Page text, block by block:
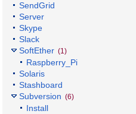
SendGrid
Server
Skype
Slack
SoftEther (1)
Raspberry_Pi
Solaris
Stashboard
Subversion (6)
Install